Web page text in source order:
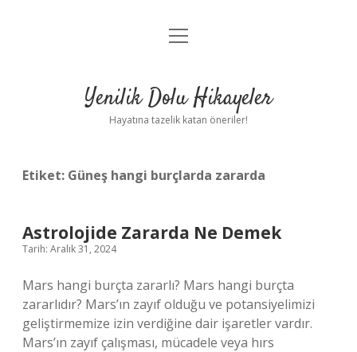
Anasayfa
Yasal Uyarı
menüyü
Yenilik Dolu Hikayeler
Hayatına tazelik katan öneriler!
Etiket: Güneş hangi burçlarda zararda
Astrolojide Zararda Ne Demek
Tarih: Aralık 31, 2024
Mars hangi burçta zararlı? Mars hangi burçta
zararlıdır? Mars’ın zayıf olduğu ve potansiyelimizi
geliştirmemize izin verdiğine dair işaretler vardır.
Mars’ın zayıf çalışması, mücadele veya hırs